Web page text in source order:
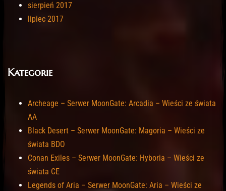
sierpień 2017
lipiec 2017
Kategorie
Archeage – Serwer MoonGate: Arcadia – Wieści ze świata
AA
Black Desert – Serwer MoonGate: Magoria – Wieści ze
świata BDO
Conan Exiles – Serwer MoonGate: Hyboria – Wieści ze
świata CE
Legends of Aria – Serwer MoonGate: Aria – Wieści ze